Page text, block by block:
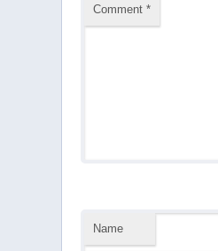
Comment *
Name